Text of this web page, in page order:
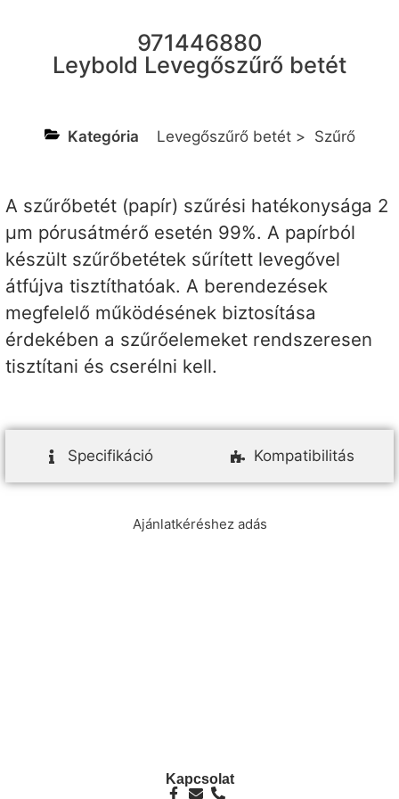
971446880
Leybold Levegőszűrő betét
Kategória Levegőszűrő betét > Szűrő
A szűrőbetét (papír) szűrési hatékonysága 2
µm pórusátmérő esetén 99%. A papírból
készült szűrőbetétek sűrített levegővel
átfújva tisztíthatóak. A berendezések
megfelelő működésének biztosítása
érdekében a szűrőelemeket rendszeresen
tisztítani és cserélni kell.
Specifikáció Kompatibilitás
Ajánlatkéréshez adás
Kapcsolat